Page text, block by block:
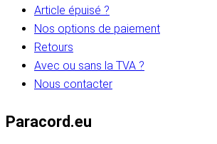
Article épuisé ?
Nos options de paiement
Retours
Avec ou sans la TVA ?
Nous contacter
Paracord.eu